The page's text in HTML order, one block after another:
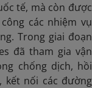
tế, mà còn được
các nhiệm vụ
Trong giai đoạn
đã tham gia vận
chống dịch, hồi
kết nối các đường